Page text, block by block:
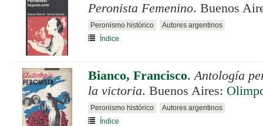
Peronista Femenino. Buenos
Peronismo histórico
Autores argentinos
Índice
Bianco, Francisco. Antología
la victoria. Buenos Aires:
Peronismo histórico
Autores argentinos
Índice